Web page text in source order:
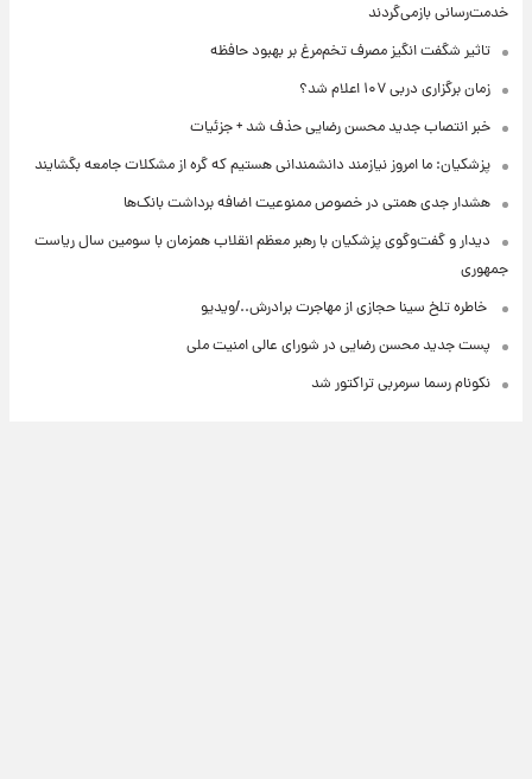
خدمت‌رسانی بازمی‌گردند
تاثیر شگفت انگیز مصرف تخم‌مرغ بر بهبود حافظه
زمان برگزاری دربی ۱۰۷ اعلام شد؟
خبر انتصاب جدید محسن رضایی حذف شد + جزئیات
پزشکیان: ما امروز نیازمند دانشمندانی هستیم که گره از مشکلات جامعه بگشایند
هشدار جدی همتی در خصوص ممنوعیت اضافه ‌برداشت بانک‌ها
دیدار و گفت‌وگوی پزشکیان با رهبر معظم انقلاب همزمان با سومین سال ریاست
جمهوری
⁨ خاطره تلخ سینا حجازی از مهاجرت برادرش../ویدیو
پست جدید محسن رضایی در شورای عالی امنیت ملی
نکونام رسما سرمربی تراکتور شد